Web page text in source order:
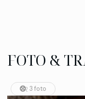
FOTO &
3 foto